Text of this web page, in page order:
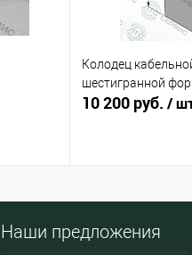
Колодец
шестигранной
10 200 руб. /
Наши предложения